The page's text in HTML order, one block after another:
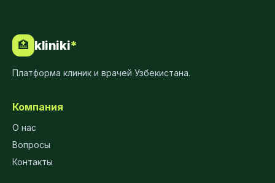
🏥 kliniki*
Платформа клиник и врачей Узбекистана.
Компания
О нас
Вопросы
Контакты